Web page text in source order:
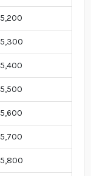
5,200
5,300
5,400
5,500
5,600
5,700
5,800